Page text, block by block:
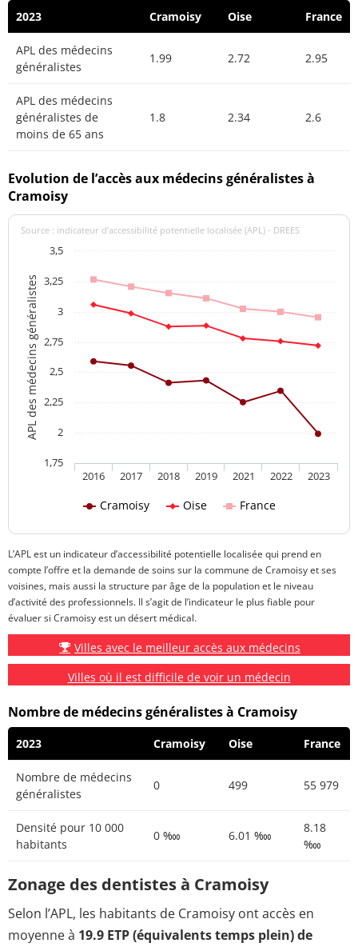
2023 Cramoisy Oise France
APL des médecins
généralistes
1.99 2.72 2.95
APL des médecins
généralistes de
moins de 65 ans
1.8 2.34 2.6
Evolution de l’accès aux médecins généralistes à
Cramoisy
APL des médecins généralistes
Source : indicateur d’accessibilité potentielle localisée (APL) - DREES
Cramoisy Oise France
2016 2017 2018 2019 2021 2022 2023
1,75
2
2,25
2,5
2,75
3
3,25
3,5
L’APL est un indicateur d’accessibilité potentielle localisée qui prend en
compte l’offre et la demande de soins sur la commune de Cramoisy et ses
voisines, mais aussi la structure par âge de la population et le niveau
d’activité des professionnels. Il s’agit de l’indicateur le plus fiable pour
évaluer si Cramoisy est un désert médical.
Villes avec le meilleur accès aux médecins
Villes où il est difficile de voir un médecin
Nombre de médecins généralistes à Cramoisy
2023 Cramoisy Oise France
Nombre de médecins
généralistes
0 499 55 979
Densité pour 10 000
habitants
0 ‱ 6.01 ‱
8.18
‱
Zonage des dentistes à Cramoisy
Selon l’APL, les habitants de Cramoisy ont accès en
moyenne à 19.9 ETP (équivalents temps plein) de